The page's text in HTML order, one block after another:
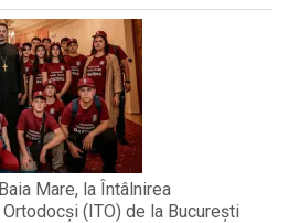
Mare, la Întâlnirea
(ITO) de la București